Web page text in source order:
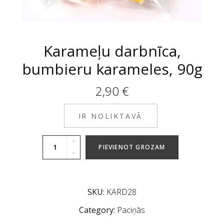
Karameļu darbnīca,
bumbieru karameles, 90g
2,90 €
IR NOLIKTAVĀ
PIEVIENOT GROZAM
SKU: KARD28
Category: Paciņās